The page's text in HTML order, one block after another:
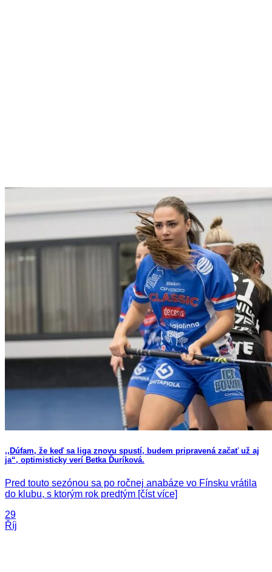
,,Dúfam, že keď sa liga znovu spustí, budem pripravená začať už aj
ja“, optimisticky verí Betka Ďuríková.
Pred touto sezónou sa po ročnej anabáze vo Fínsku vrátila
do klubu, s ktorým rok predtým [číst více]
29
Říj